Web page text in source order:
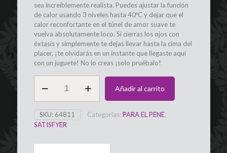
sea increíblemente realista. Puedes ajustar la función
de calor usando 3 niveles hasta 40ºC y dejar que el
calor reconfortante en el túnel de amor suave te
vuelva absolutamente loco. Si cierras los ojos con
éxtasis y simplemente te dejas llevar hasta la cima del
placer, ¡te olvidarás en un instante que llegaste aquí
con un juguete! No lo creas ¡solo pruébalo!
para
MEN
HEAT
SATISFYER
Añadir al carrito
SKU: 64811 Categorías: PARA EL PENE,
SATISFYER